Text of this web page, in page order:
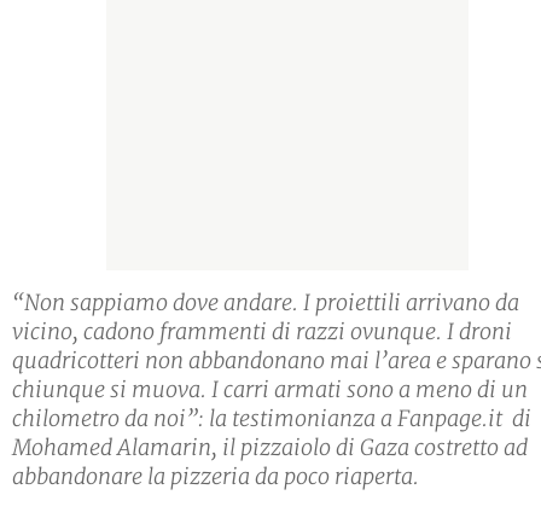
“Non sappiamo dove andare. I proiettili arrivano da
vicino, cadono frammenti di razzi ovunque. I droni
quadricotteri non abbandonano mai l’area e sparano
chiunque si muova. I carri armati sono a meno di un
chilometro da noi”: la testimonianza a Fanpage.it di
Mohamed Alamarin, il pizzaiolo di Gaza costretto ad
abbandonare la pizzeria da poco riaperta.